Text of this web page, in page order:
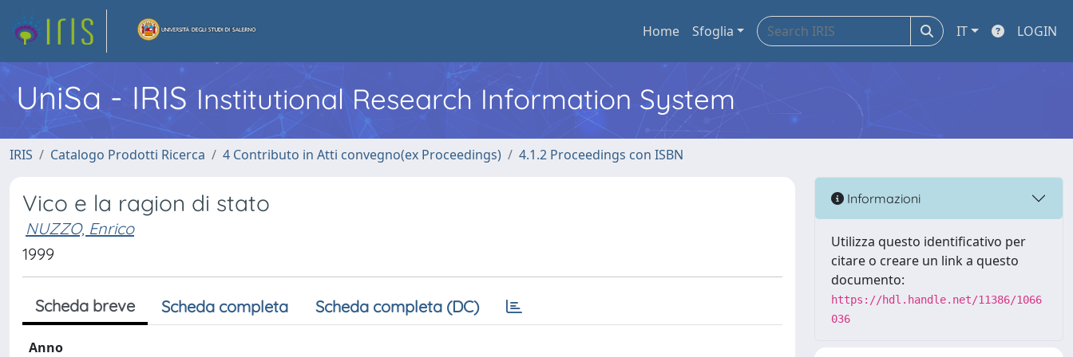
Home Sfoglia IT LOGIN
UniSa - IRIS Institutional Research Information System
IRIS Catalogo Prodotti Ricerca 4 Contributo in Atti convegno(ex Proceedings) 4.1.2 Proceedings con ISBN
Vico e la ragion di stato
NUZZO, Enrico
1999
Scheda breve Scheda completa Scheda completa (DC)
Anno
Informazioni
Utilizza questo identificativo per
citare o creare un link a questo
documento:
https://hdl.handle.net/11386/1066
036